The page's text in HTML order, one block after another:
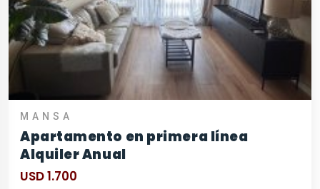
MANSA
Apartamento en primera línea
Alquiler Anual
USD 1.700